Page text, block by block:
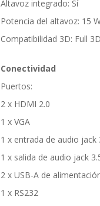
Altavoz integrado: Sí
Potencia del altavoz: 15
Compatibilidad 3D: Full
Conectividad
Puertos:
2 x HDMI 2.0
1 x VGA
1 x entrada de audio jack
1 x salida de audio jack
2 x USB-A de
1 x RS232